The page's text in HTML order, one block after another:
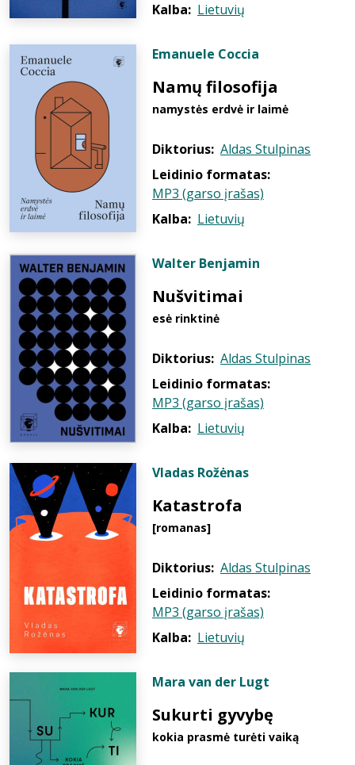
Kalba: Lietuvių
Emanuele Coccia
Namų filosofija
namystės erdvė ir laimė
Diktorius: Aldas Stulpinas
Leidinio formatas:
MP3 (garso įrašas)
Kalba: Lietuvių
Walter Benjamin
Nušvitimai
esė rinktinė
Diktorius: Aldas Stulpinas
Leidinio formatas:
MP3 (garso įrašas)
Kalba: Lietuvių
Vladas Rožėnas
Katastrofa
[romanas]
Diktorius: Aldas Stulpinas
Leidinio formatas:
MP3 (garso įrašas)
Kalba: Lietuvių
Mara van der Lugt
Sukurti gyvybę
kokia prasmė turėti vaiką